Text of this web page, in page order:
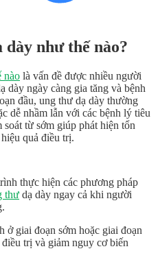
dày như thế nào?
nào là vấn đề được nhiều người
dày ngày càng gia tăng và bệnh
đầu, ung thư dạ dày thường
dễ nhầm lẫn với các bệnh lý tiêu
từ sớm giúp phát hiện tổn
quả điều trị.
thực hiện các phương pháp
thư dạ dày ngay cả khi người
ở giai đoạn sớm hoặc giai đoạn
trị và giảm nguy cơ biến